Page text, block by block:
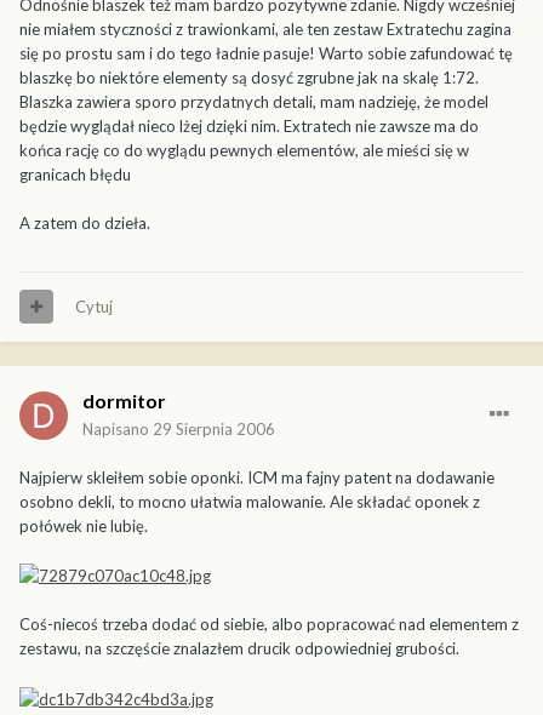
Odnośnie blaszek też mam bardzo pozytywne zdanie. Nigdy wcześniej
nie miałem styczności z trawionkami, ale ten zestaw Extratechu zagina
się po prostu sam i do tego ładnie pasuje! Warto sobie zafundować tę
blaszkę bo niektóre elementy są dosyć zgrubne jak na skalę 1:72.
Blaszka zawiera sporo przydatnych detali, mam nadzieję, że model
będzie wyglądał nieco lżej dzięki nim. Extratech nie zawsze ma do
końca rację co do wyglądu pewnych elementów, ale mieści się w
granicach błędu
A zatem do dzieła.
Cytuj
dormitor
Napisano 29 Sierpnia 2006
Najpierw skleiłem sobie oponki. ICM ma fajny patent na dodawanie
osobno dekli, to mocno ułatwia malowanie. Ale składać oponek z
połówek nie lubię.
Coś-niecoś trzeba dodać od siebie, albo popracować nad elementem z
zestawu, na szczęście znalazłem drucik odpowiedniej grubości.